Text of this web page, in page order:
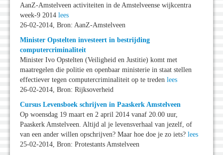
AanZ-Amstelveen activiteiten in de Amstelveense wijkcentra
week-9 2014 lees
26-02-2014, Bron: AanZ-Amstelveen
Minister Opstelten investeert in bestrijding
computercriminaliteit
Minister Ivo Opstelten (Veiligheid en Justitie) komt met
maatregelen die politie en openbaar ministerie in staat stellen
effectiever tegen computercriminaliteit op te treden lees
26-02-2014, Bron: Rijksoverheid
Cursus Levensboek schrijven in Paaskerk Amstelveen
Op woensdag 19 maart en 2 april 2014 vanaf 20.00 uur,
Paaskerk Amstelveen. Altijd al je levensverhaal van jezelf, of
van een ander willen opschrijven? Maar hoe doe je zo iets? lees
25-02-2014, Bron: Protestants Amstelveen